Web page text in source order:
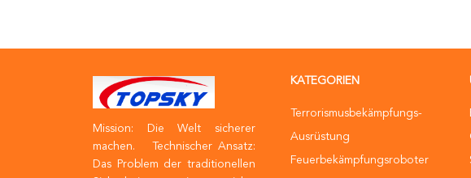
Mission: Die Welt sicherer
machen. Technischer Ansatz:
Das Problem der traditionellen
KATEGORIEN
Terrorismusbekämpfungs-
Ausrüstung
Feuerbekämpfungsroboter